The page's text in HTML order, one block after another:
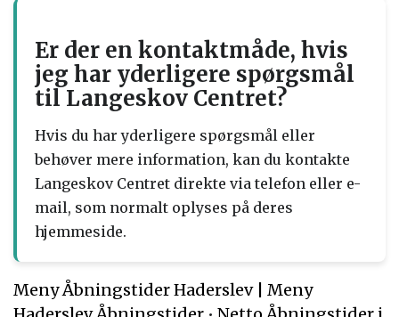
Er der en kontaktmåde, hvis
jeg har yderligere spørgsmål
til Langeskov Centret?
Hvis du har yderligere spørgsmål eller
behøver mere information, kan du kontakte
Langeskov Centret direkte via telefon eller e-
mail, som normalt oplyses på deres
hjemmeside.
Meny Åbningstider Haderslev | Meny